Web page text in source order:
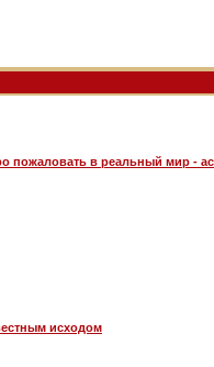
пожаловать в реальный мир -
исходом